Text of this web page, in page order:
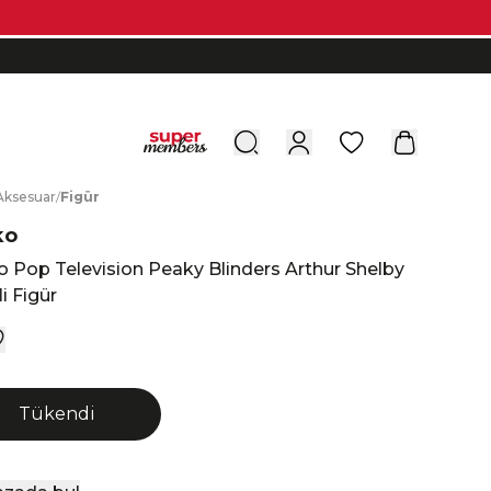
0
ksesuar/Figür
Pop Television Peaky Blinders Arthur Shelby
Figür
Tükendi